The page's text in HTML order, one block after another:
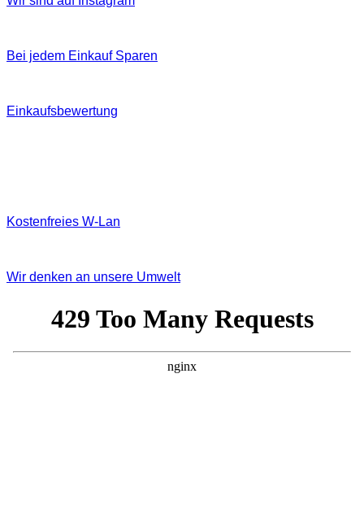
Bei jedem Einkauf Sparen
Einkaufsbewertung
Kostenfreies W‐Lan
Wir denken an unsere Umwelt